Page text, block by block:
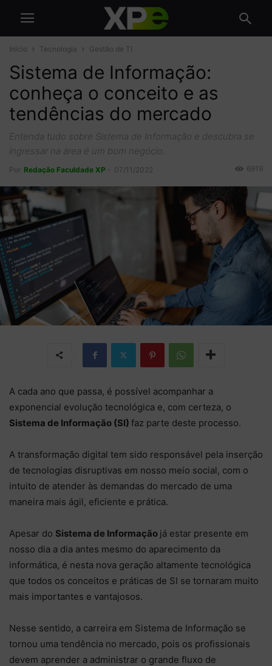
Início Tecnologia Gestão de TI
Sistema de Informação:
conheça o conceito e as
tendências do mercado
Entenda tudo sobre Sistema de Informação e descubra se
ingressar na área é um bom negócio.
Por Redação Faculdade XP 07/11/2022 6919
A cada ano que passa, é possível acompanhar a
exponencial evolução tecnológica e, com certeza, o
Sistema de Informação (SI) faz parte deste processo.
A transformação digital tem sido responsável pela inserção
de tecnologias disruptivas em nosso meio social, com o
intuito de atender às demandas do mercado de uma
maneira mais ágil, eficiente e prática.
Apesar do Sistema de Informação já estar presente em
nosso dia a dia antes mesmo do aparecimento da
informática, é nesta nova geração altamente tecnológica
que todos os conceitos e práticas de SI se tornaram muito
mais importantes e vantajosos.
Nesse sentido, a carreira em Sistema de Informação se
tornou uma tendência no mercado, pois os profissionais
devem aprender a administrar o grande fluxo de